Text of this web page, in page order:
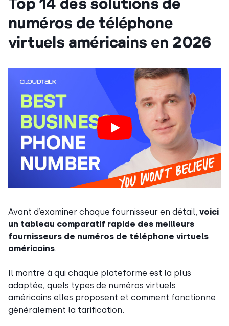
numéros de téléphone
virtuels américains en 2026
Avant d’examiner chaque fournisseur en détail, voici
un tableau comparatif rapide des meilleurs
fournisseurs de numéros de téléphone virtuels
américains.
Il montre à qui chaque plateforme est la plus
adaptée, quels types de numéros virtuels
américains elles proposent et comment fonctionne
généralement la tarification.